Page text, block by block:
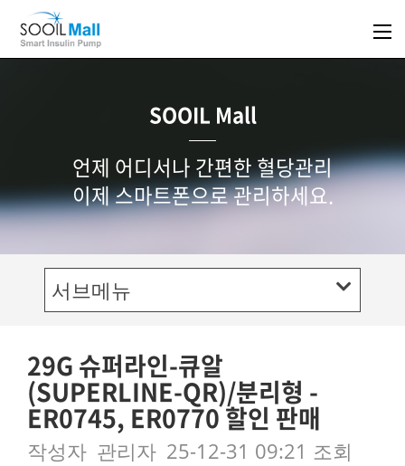
SOOIL Mall
언제 어디서나 간편한 혈당관리
이제 스마트폰으로 관리하세요.
서브메뉴
29G 슈퍼라인-큐알
(SUPERLINE-QR)/분리형 -
ER0745, ER0770 할인 판매
작성자 관리자 25-12-31 09:21 조회